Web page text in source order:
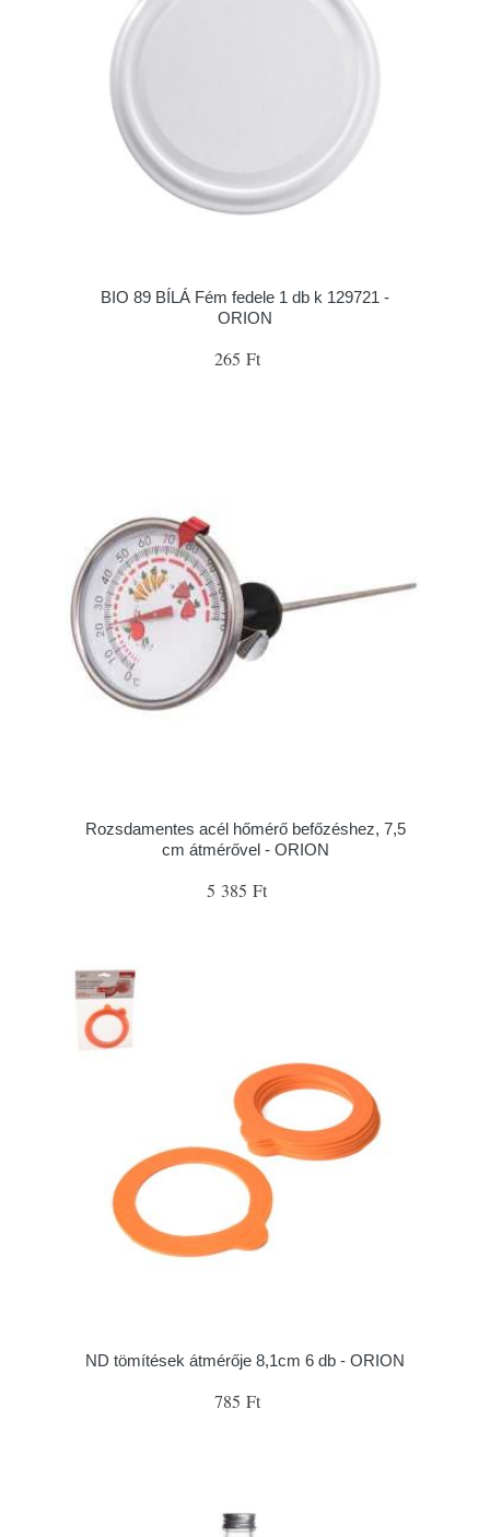
BIO 89 BÍLÁ Fém fedele 1 db k 129721 -
ORION
265 Ft
Rozsdamentes acél hőmérő befőzéshez, 7,5
cm átmérővel - ORION
5 385 Ft
ND tömítések átmérője 8,1cm 6 db - ORION
785 Ft